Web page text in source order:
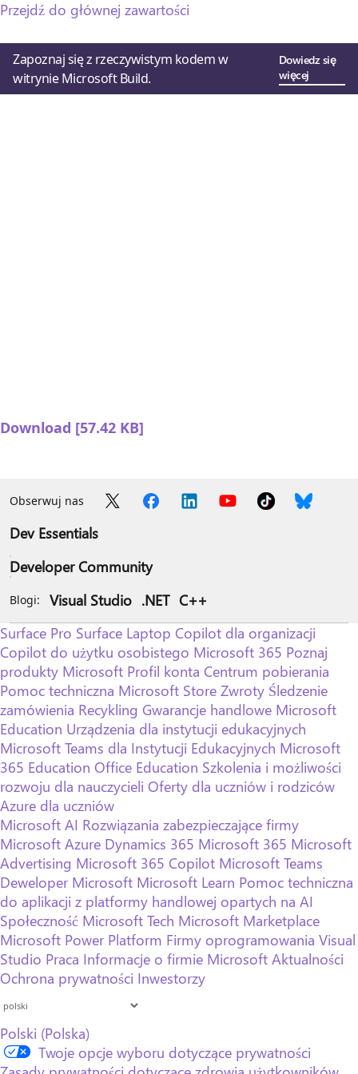
Przejdź do głównej zawartości
Zapoznaj się z rzeczywistym kodem w
witrynie Microsoft Build.
Dowiedz się
więcej
Download [57.42 KB]
Obserwuj nas
Dev Essentials
Developer Community
Blogi: Visual Studio .NET C++
Surface Pro Surface Laptop Copilot dla organizacji
Copilot do użytku osobistego Microsoft 365 Poznaj
produkty Microsoft Profil konta Centrum pobierania
Pomoc techniczna Microsoft Store Zwroty Śledzenie
zamówienia Recykling Gwarancje handlowe Microsoft
Education Urządzenia dla instytucji edukacyjnych
Microsoft Teams dla Instytucji Edukacyjnych Microsoft
365 Education Office Education Szkolenia i możliwości
rozwoju dla nauczycieli Oferty dla uczniów i rodziców
Azure dla uczniów
Microsoft AI Rozwiązania zabezpieczające firmy
Microsoft Azure Dynamics 365 Microsoft 365 Microsoft
Advertising Microsoft 365 Copilot Microsoft Teams
Deweloper Microsoft Microsoft Learn Pomoc techniczna
do aplikacji z platformy handlowej opartych na AI
Społeczność Microsoft Tech Microsoft Marketplace
Microsoft Power Platform Firmy oprogramowania Visual
Studio Praca Informacje o firmie Microsoft Aktualności
Ochrona prywatności Inwestorzy
Polski (Polska)
Twoje opcje wyboru dotyczące prywatności